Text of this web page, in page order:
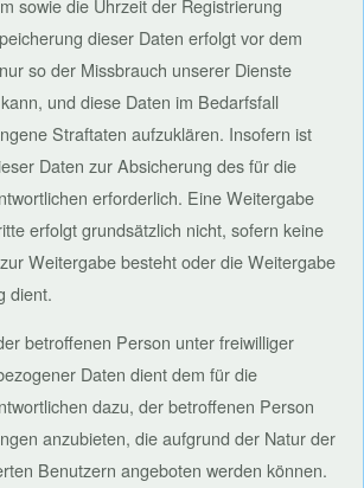
sowie die Uhrzeit der Registrierung
dieser Daten erfolgt vor dem
so der Missbrauch unserer Dienste
und diese Daten im Bedarfsfall
Straftaten aufzuklären. Insofern ist
Daten zur Absicherung des für die
erforderlich. Eine Weitergabe
erfolgt grundsätzlich nicht, sofern keine
Weitergabe besteht oder die Weitergabe
dient.
betroffenen Person unter freiwilliger
Daten dient dem für die
dazu, der betroffenen Person
anzubieten, die aufgrund der Natur der
Benutzern angeboten werden können.